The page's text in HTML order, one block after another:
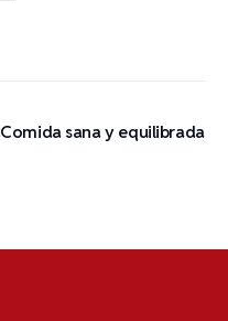
Comida sana y equilibrada